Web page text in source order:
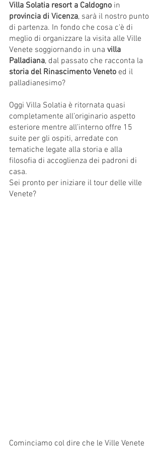
Villa Solatia resort a Caldogno in
provincia di Vicenza, sarà il nostro punto
di partenza. In fondo che cosa c'è di
meglio di organizzare la visita alle Ville
Venete soggiornando in una villa
Palladiana, dal passato che racconta la
storia del Rinascimento Veneto ed il
palladianesimo?
Oggi Villa Solatia è ritornata quasi
completamente all’originario aspetto
esteriore mentre all’interno offre 15
suite per gli ospiti, arredate con
tematiche legate alla storia e alla
filosofia di accoglienza dei padroni di
casa.
Sei pronto per iniziare il tour delle ville
Venete?
Cominciamo col dire che le Ville Venete